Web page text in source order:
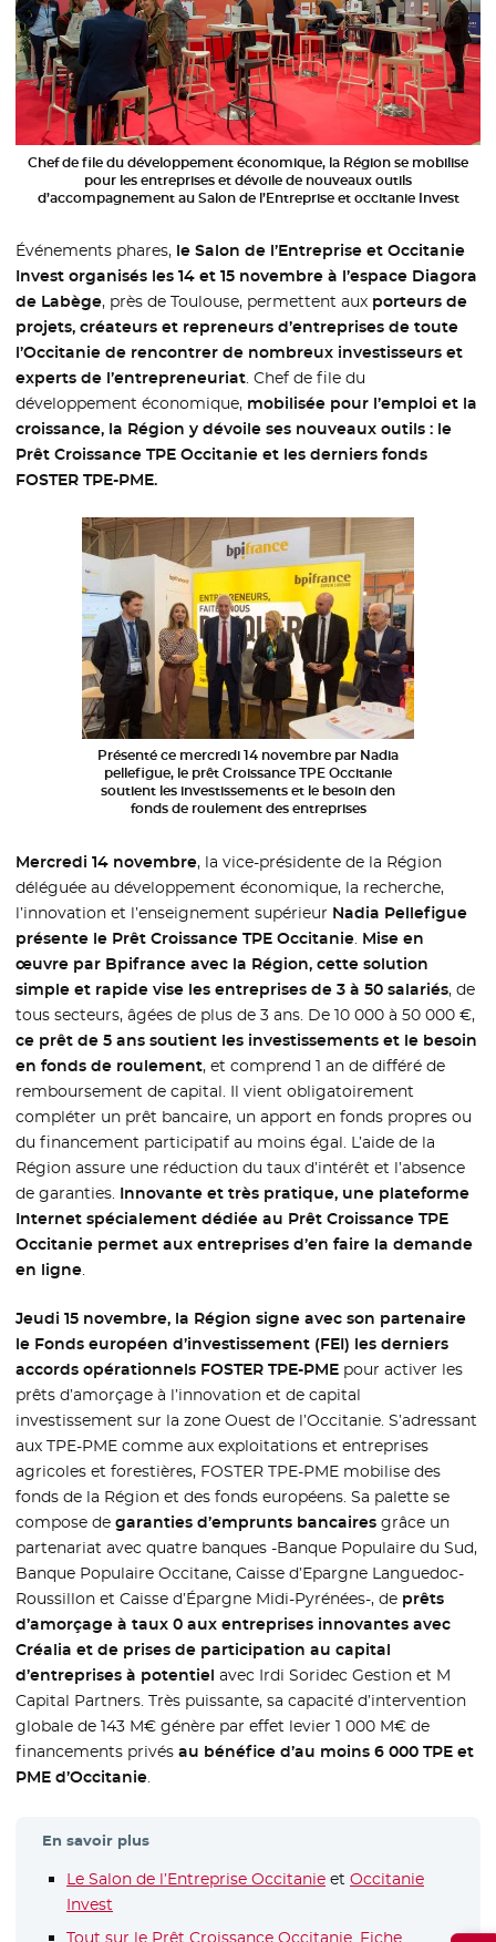
Chef de file du développement économique, la Région se mobilise
pour les entreprises et dévoile de nouveaux outils
d’accompagnement au Salon de l’Entreprise et occitanie Invest
Événements phares, le Salon de l’Entreprise et Occitanie
Invest organisés les 14 et 15 novembre à l’espace Diagora
de Labège, près de Toulouse, permettent aux porteurs de
projets, créateurs et repreneurs d’entreprises de toute
l’Occitanie de rencontrer de nombreux investisseurs et
experts de l’entrepreneuriat. Chef de file du
développement économique, mobilisée pour l’emploi et la
croissance, la Région y dévoile ses nouveaux outils : le
Prêt Croissance TPE Occitanie et les derniers fonds
FOSTER TPE-PME.
Présenté ce mercredi 14 novembre par Nadia
pellefigue, le prêt Croissance TPE Occitanie
soutient les investissements et le besoin den
fonds de roulement des entreprises
Mercredi 14 novembre, la vice-présidente de la Région
déléguée au développement économique, la recherche,
l’innovation et l’enseignement supérieur Nadia Pellefigue
présente le Prêt Croissance TPE Occitanie. Mise en
œuvre par Bpifrance avec la Région, cette solution
simple et rapide vise les entreprises de 3 à 50 salariés, de
tous secteurs, âgées de plus de 3 ans. De 10 000 à 50 000 €,
ce prêt de 5 ans soutient les investissements et le besoin
en fonds de roulement, et comprend 1 an de différé de
remboursement de capital. Il vient obligatoirement
compléter un prêt bancaire, un apport en fonds propres ou
du financement participatif au moins égal. L’aide de la
Région assure une réduction du taux d’intérêt et l’absence
de garanties. Innovante et très pratique, une plateforme
Internet spécialement dédiée au Prêt Croissance TPE
Occitanie permet aux entreprises d’en faire la demande
en ligne.
Jeudi 15 novembre, la Région signe avec son partenaire
le Fonds européen d’investissement (FEI) les derniers
accords opérationnels FOSTER TPE-PME pour activer les
prêts d’amorçage à l’innovation et de capital
investissement sur la zone Ouest de l’Occitanie. S’adressant
aux TPE-PME comme aux exploitations et entreprises
agricoles et forestières, FOSTER TPE-PME mobilise des
fonds de la Région et des fonds européens. Sa palette se
compose degaranties d’emprunts bancaires grâce un
partenariat avec quatre banques -Banque Populaire du Sud,
Banque Populaire Occitane, Caisse d’Epargne Languedoc-
Roussillon et Caisse d’Épargne Midi-Pyrénées-, de prêts
d’amorçage à taux 0 aux entreprises innovantes avec
Créalia et de prises de participation au capital
d’entreprises à potentiel avec Irdi Soridec Gestion et M
Capital Partners. Très puissante, sa capacité d’intervention
globale de 143 M€ génère par effet levier 1 000 M€ de
financements privésau bénéfice d’au moins 6 000 TPE et
PME d’Occitanie.
En savoir plus
Le Salon de l’Entreprise Occitanie- Nouvelle fenêtre
et Occitanie
Invest
Tout sur le Prêt Croissance Occitanie. Fiche- Nouvelle
.